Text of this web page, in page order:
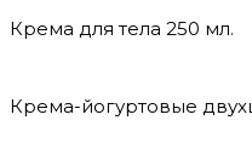
Крема для тела 250 мл.
Крема-йогуртовые